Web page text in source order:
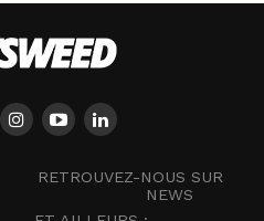
RETROUVEZ-NOUS SUR
NEWS